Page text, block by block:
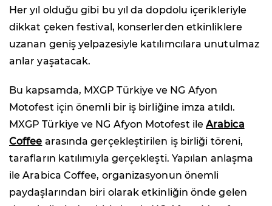
Her yıl olduğu gibi bu yıl da dopdolu içerikleriyle
dikkat çeken festival, konserlerden etkinliklere
uzanan geniş yelpazesiyle katılımcılara unutulmaz
anlar yaşatacak.
Bu kapsamda, MXGP Türkiye ve NG Afyon
Motofest için önemli bir iş birliğine imza atıldı.
MXGP Türkiye ve NG Afyon Motofest ileArabica
Coffee arasında gerçekleştirilen iş birliği töreni,
tarafların katılımıyla gerçekleşti. Yapılan anlaşma
ile Arabica Coffee, organizasyonun önemli
paydaşlarından biri olarak etkinliğin önde gelen